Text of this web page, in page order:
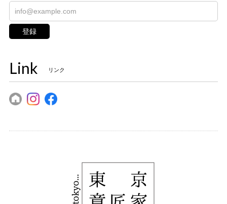
登録
Link リンク